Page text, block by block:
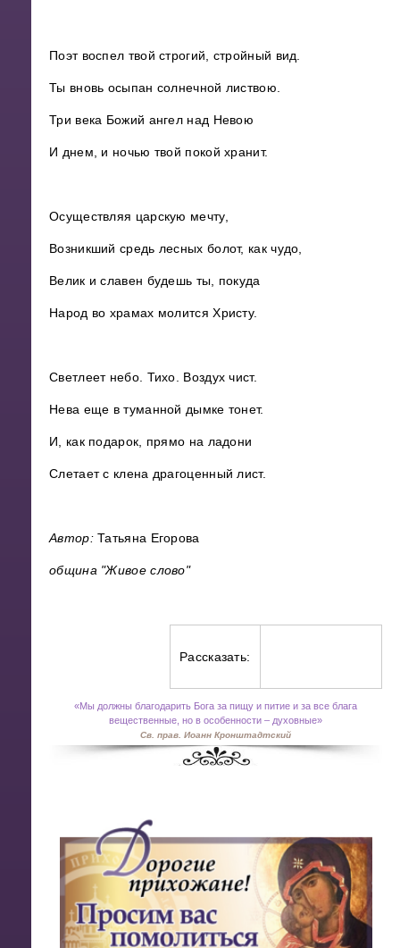
Поэт воспел твой строгий, стройный вид.
Ты вновь осыпан солнечной листвою.
Три века Божий ангел над Невою
И днем, и ночью твой покой хранит.
Осуществляя царскую мечту,
Возникший средь лесных болот, как чудо,
Велик и славен будешь ты, покуда
Народ во храмах молится Христу.
Светлеет небо. Тихо. Воздух чист.
Нева еще в туманной дымке тонет.
И, как подарок, прямо на ладони
Слетает с клена драгоценный лист.
Автор:Татьяна Егорова
община "Живое слово"
Рассказать:
«Мы должны благодарить Бога за пищу и питие и за все блага
вещественные, но в особенности – духовные»
Св. прав. Иоанн Кронштадтский